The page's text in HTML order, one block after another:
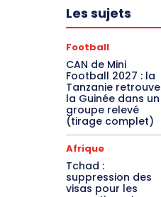
Les sujets
Football
CAN de Mini
Football 2027 : la
Tanzanie retrouve
la Guinée dans un
groupe relevé
(tirage complet)
Afrique
Tchad :
suppression des
visas pour les